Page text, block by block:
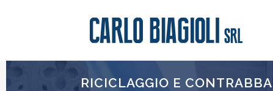
RICICLAGGIO E